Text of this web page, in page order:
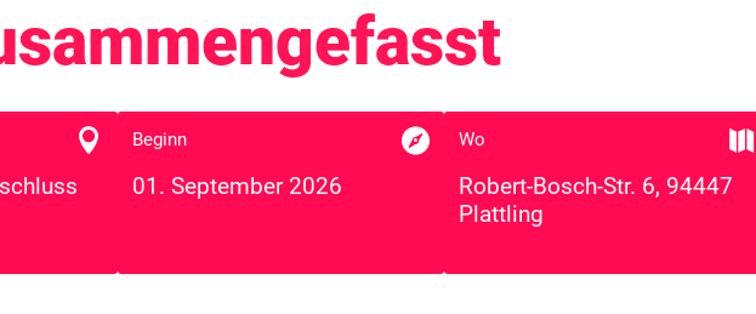

Beginn

01. September 2026
Wo

Robert-Bosch-Str. 6, 94447
Plattling